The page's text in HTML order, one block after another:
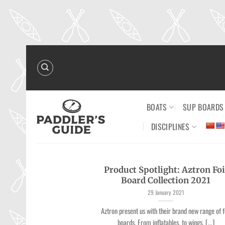
content
BOATS SUP BOARDS
DISCIPLINES
Product Spotlight: Aztron
Board Collection 2021
29 January 2021
Aztron present us with their brand new range of
boards. From inflatables, to wings, [...]